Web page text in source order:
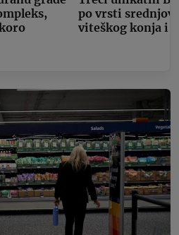
po vrsti
viteškog konja i